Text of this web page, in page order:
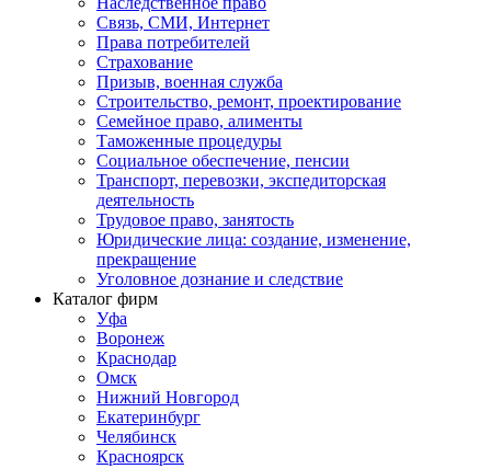
Связь, СМИ, Интернет
Права потребителей
Страхование
Призыв, военная служба
Строительство, ремонт, проектирование
Семейное право, алименты
Таможенные процедуры
Социальное обеспечение, пенсии
Транспорт, перевозки, экспедиторская
деятельность
Трудовое право, занятость
Юридические лица: создание, изменение,
прекращение
Уголовное дознание и следствие
Каталог фирм
Уфа
Воронеж
Краснодар
Омск
Нижний Новгород
Екатеринбург
Челябинск
Красноярск